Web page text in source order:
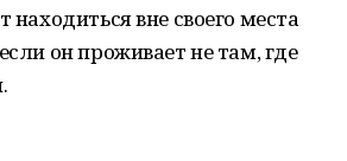
находиться вне своего места
он проживает не там, где